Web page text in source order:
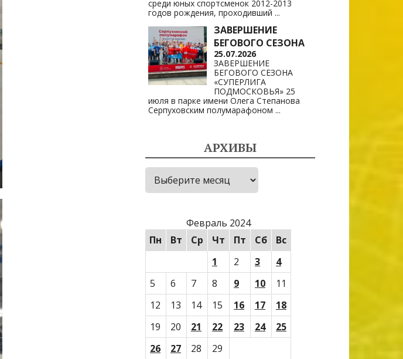
среди юных спортсменок 2012-2013
годов рождения, проходивший ...
ЗАВЕРШЕНИЕ
БЕГОВОГО СЕЗОНА
25.07.2026
ЗАВЕРШЕНИЕ
БЕГОВОГО СЕЗОНА
«СУПЕРЛИГА
ПОДМОСКОВЬЯ» 25
июля в парке имени Олега Степанова
Серпуховским полумарафоном ...
АРХИВЫ
Архивы
Февраль 2024
Пн
Вт Ср Чт Пт Сб
Вс
1
2 3
4
5
6 7 8 9 10
11
12
13 14 15 16 17
18
19
20 21 22 23 24
25
26
27 28
29